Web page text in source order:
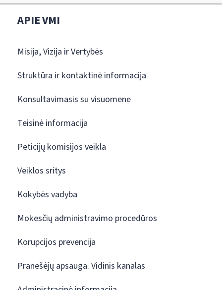
APIE VMI
Misija, Vizija ir Vertybės
Struktūra ir kontaktinė informacija
Konsultavimasis su visuomene
Teisinė informacija
Peticijų komisijos veikla
Veiklos sritys
Kokybės vadyba
Mokesčių administravimo procedūros
Korupcijos prevencija
Pranešėjų apsauga. Vidinis kanalas